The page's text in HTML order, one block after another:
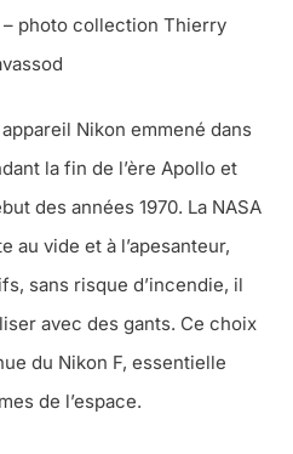
– photo collection Thierry
Nikon emmené dans
la fin de l’ère Apollo et
des années 1970. La NASA
au vide et à l’apesanteur,
sans risque d’incendie, il
avec des gants. Ce choix
du Nikon F, essentielle
de l’espace.